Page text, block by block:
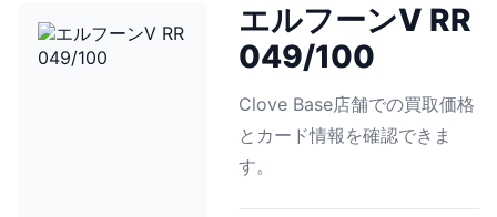
エルフーンV RR
049/100
Clove Base店舗での買取価格
とカード情報を確認できま
す。